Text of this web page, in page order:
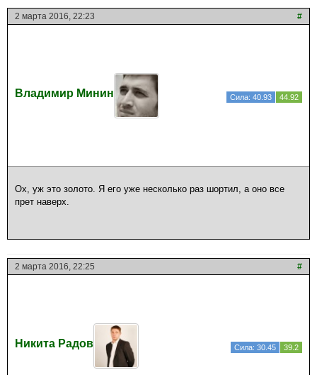
2 марта 2016, 22:23 #
Владимир Минин Сила: 40.93 44.92
Ох, уж это золото. Я его уже несколько раз шортил, а оно все
прет наверх.
2 марта 2016, 22:25 #
Никита Радов Сила: 30.45 39.2